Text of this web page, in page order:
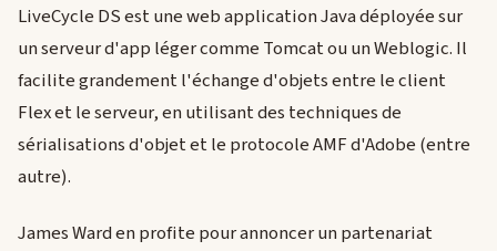
LiveCycle DS est une web application Java déployée sur
un serveur d'app léger comme Tomcat ou un Weblogic. Il
facilite grandement l'échange d'objets entre le client
Flex et le serveur, en utilisant des techniques de
sérialisations d'objet et le protocole AMF d'Adobe (entre
autre).
James Ward en profite pour annoncer un partenariat